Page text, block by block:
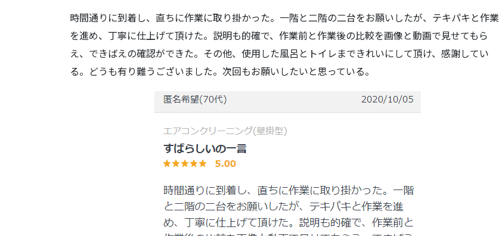
時間通りに到着し、直ちに作業に取り掛かった。一階と二階の二台をお願いしたが、テキパキと作業
を進め、丁寧に仕上げて頂けた。説明も的確で、作業前と作業後の比較を画像と動画で見せてもら
え、できばえの確認ができた。その他、使用した風呂とトイレまできれいにして頂け、感謝してい
る。どうも有り難うございました。次回もお願いしたいと思っている。